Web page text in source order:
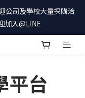
公司及學校大量採購洽
加入@LINE
平台